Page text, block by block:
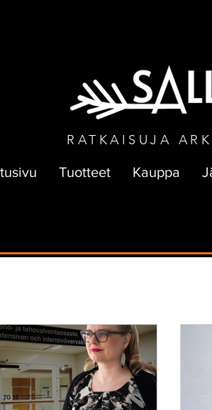
RATKAISUJA
Tuotteet Kauppa
Tulilehti Ajanhallinta Yrittäjä
Tuotekehitys kouluttaminen